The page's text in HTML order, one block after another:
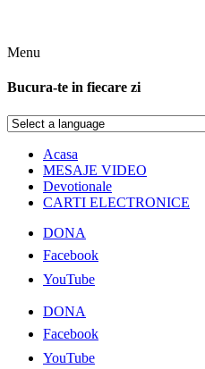
Menu
Bucura-te in fiecare zi
Acasa
MESAJE VIDEO
Devotionale
CARTI ELECTRONICE
DONA
Facebook
YouTube
DONA
Facebook
YouTube